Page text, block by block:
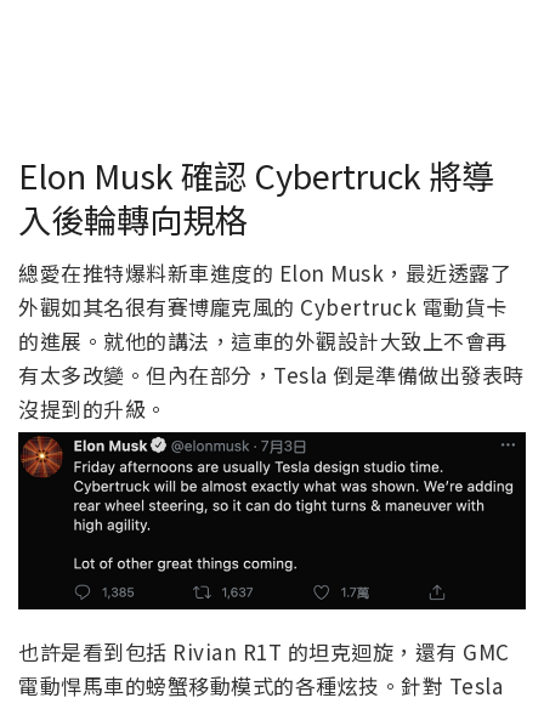
Elon Musk 確認 Cybertruck 將導
入後輪轉向規格
總愛在推特爆料新車進度的 Elon Musk，最近透露了
外觀如其名很有賽博龐克風的 Cybertruck 電動貨卡
的進展。就他的講法，這車的外觀設計大致上不會再
有太多改變。但內在部分，Tesla 倒是準備做出發表時
沒提到的升級。
也許是看到包括 Rivian R1T 的坦克迴旋，還有 GMC
電動悍馬車的螃蟹移動模式的各種炫技。針對 Tesla